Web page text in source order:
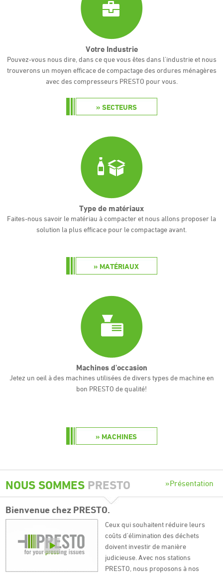
Votre Industrie
Pouvez-vous nous dire, dans ce que vous êtes dans l'industrie et nous
trouverons un moyen efficace de compactage des ordures ménagères
avec des compresseurs PRESTO pour vous.
SECTEURS
Type de matériaux
Faites-nous savoir le matériau à compacteret nous allons proposer la
solution la plus efficace pour le compactage avant
MATÉRIAUX
Machines d'occasion
Jetez un oeil à des machines utilisées de divers types de machine en
bon PRESTO de qualité!
MACHINES
NOUS SOMMES PRESTO Présentation
Bienvenue chez PRESTO.
Ceux qui souhaitent réduire leurs
coûts d'élimination des déchets
doivent investir de manière
judicieuse. Avec nos stations
PRESTO, nous proposons à nos